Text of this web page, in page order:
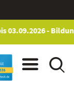
03.09.2026 -